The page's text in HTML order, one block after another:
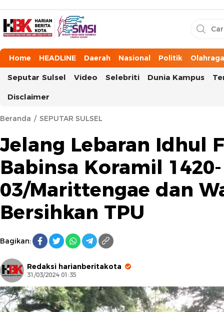
HarianBeritaKota
Mengabarkan Setiap Detil, Sudut, dan Cerita Kota
Home HEADLINE Daerah Nasional Politik Olahraga
Seputar Sulsel Video Selebriti Dunia Kampus
Disclaimer
Beranda SEPUTAR SULSEL
Jelang Lebaran Idhul
Babinsa Koramil 1420-
03/Marittengae dan
Bersihkan TPU
Bagikan:
Redaksi harianberitakota
31/03/2024 01:35